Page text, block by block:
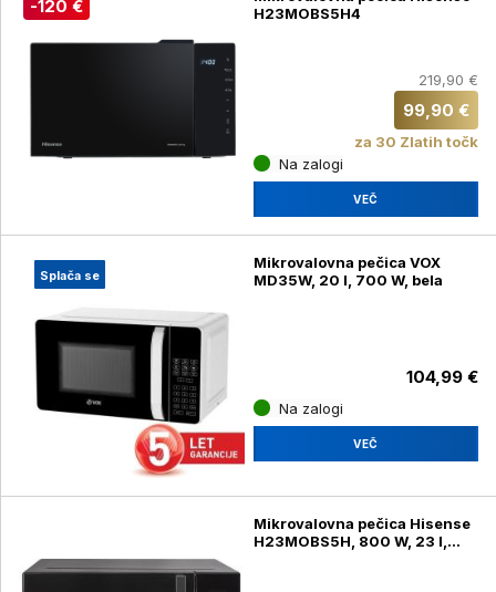
-120 €
H23MOBS5H4
219,90 €
99,90 €
za 30 Zlatih točk
Na zalogi
VEČ
Splača se
Mikrovalovna pečica VOX
MD35W, 20 l, 700 W, bela
104,99 €
Na zalogi
VEČ
Mikrovalovna pečica Hisense
H23MOBS5H, 800 W, 23 l,